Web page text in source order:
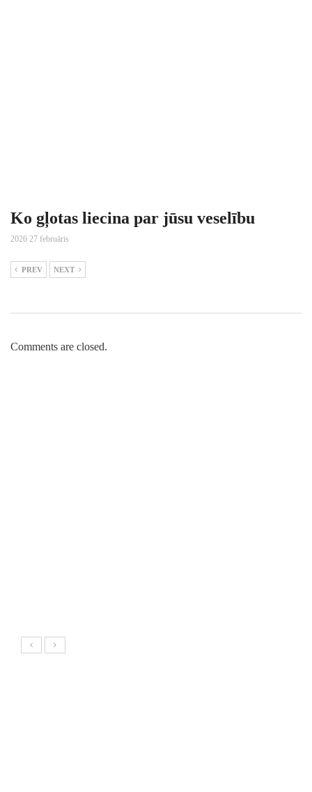
Ko gļotas liecina par jūsu veselību
2026 27 februāris
PREV NEXT
Comments are closed.